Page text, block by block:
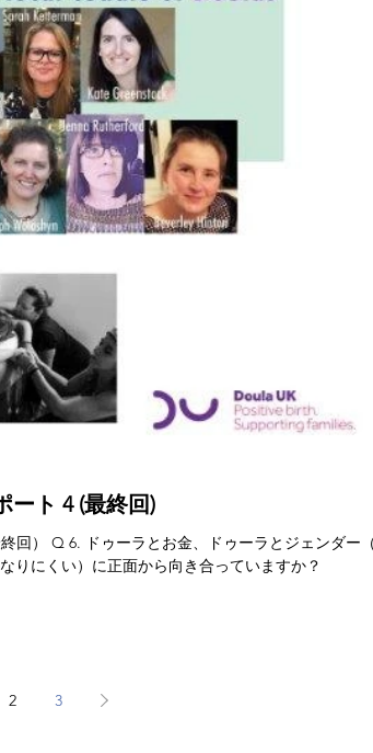
ート 4 (最終回)
回） Q 6. ドゥーラとお金、ドゥーラとジェンダー
りにくい）に正面から向き合っていますか？
2 3